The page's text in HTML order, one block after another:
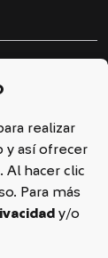
realizar
y así ofrecer
Al hacer clic
Para más
y/o